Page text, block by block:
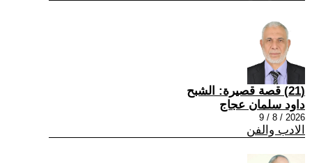
(21) قصة قصيرة: الشبح
داود سلمان عجاج
2026 / 8 / 9
الادب والفن